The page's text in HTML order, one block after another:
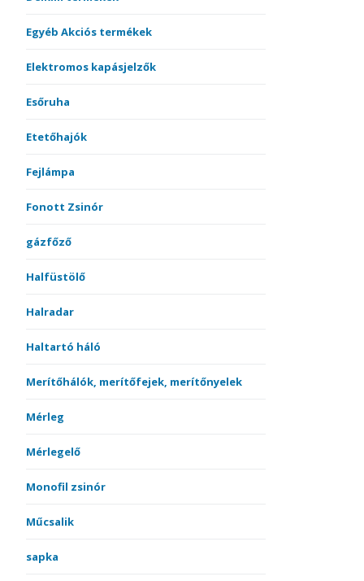
Egyéb Akciós termékek
Elektromos kapásjelzők
Esőruha
Etetőhajók
Fejlámpa
Fonott Zsinór
gázfőző
Halfüstölő
Halradar
Haltartó háló
Merítőhálók, merítőfejek, merítőnyelek
Mérleg
Mérlegelő
Monofil zsinór
Műcsalik
sapka